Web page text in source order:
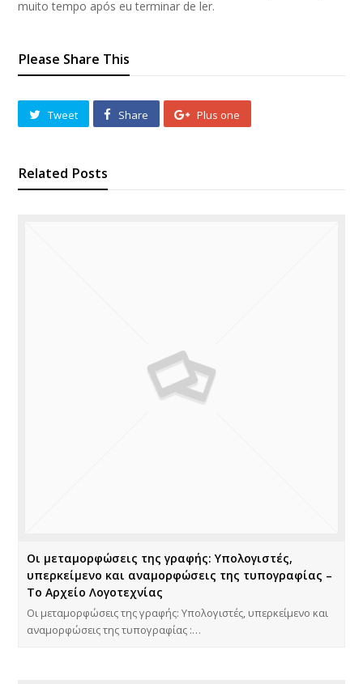
muito tempo após eu terminar de ler.
Please Share This
Tweet Share Plus one
Related Posts
Οι μεταμορφώσεις της γραφής: Υπολογιστές,
υπερκείμενο και αναμορφώσεις της τυπογραφίας –
Το Αρχείο Λογοτεχνίας
Οι μεταμορφώσεις της γραφής: Υπολογιστές, υπερκείμενο και
αναμορφώσεις της τυπογραφίας :…